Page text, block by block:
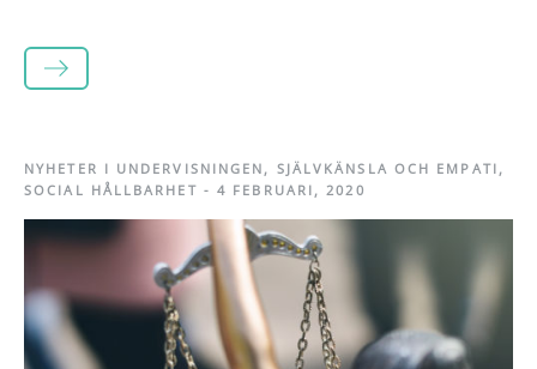
LÄS MER
NYHETER I UNDERVISNINGEN , SJÄLVKÄNSLA OCH EMPATI ,
SOCIAL HÅLLBARHET -4 FEBRUARI, 2020